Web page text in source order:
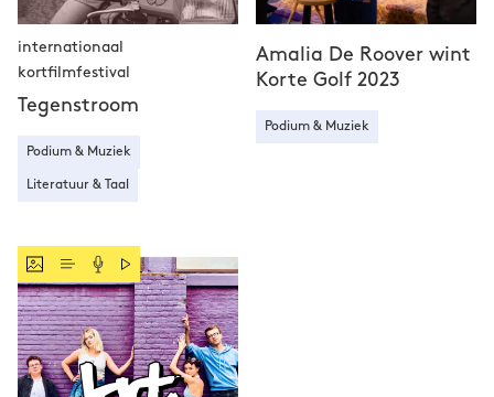
internationaal
kortfilmfestival
Tegenstroom
Podium & Muziek
Literatuur & Taal
Amalia De Roover wint
Korte Golf 2023
Podium & Muziek